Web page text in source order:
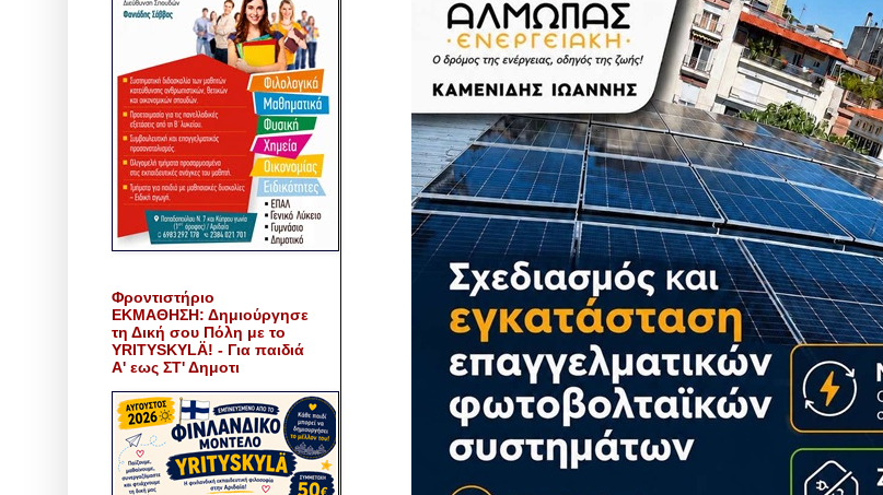
Φροντιστήριο
ΕΚΜΑΘΗΣΗ: Δημιούργησε
τη Δική σου Πόλη με το
YRITYSKYLÄ! - Για παιδιά
Α' εως ΣΤ' Δημοτι